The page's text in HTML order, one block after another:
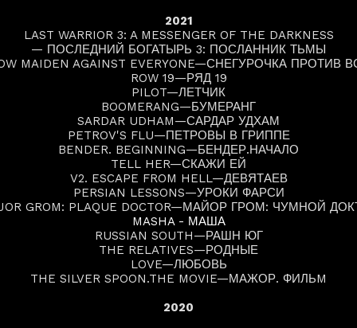
2021
LAST WARRIOR 3: A MESSENGER OF THE DARKNESS
— ПОСЛЕДНИЙ БОГАТЫРЬ 3: ПОСЛАННИК ТЬМЫ
MAIDEN AGAINST EVERYONE—СНЕГУРОЧКА ПРОТИВ
ROW 19—РЯД 19
PILOT—ЛЕТЧИК
BOOMERANG—БУМЕРАНГ
SARDAR UDHAM—САРДАР УДХАМ
PETROV'S FLU—ПЕТРОВЫ В ГРИППЕ
BENDER. BEGINNING—БЕНДЕР.НАЧАЛО
TELL HER—СКАЖИ ЕЙ
V2. ESCAPE FROM HELL—ДЕВЯТАЕВ
PERSIAN LESSONS—УРОКИ ФАРСИ
GROM: PLAQUE DOCTOR—МАЙОР ГРОМ: ЧУМНОЙ
MASHA - МАША
RUSSIAN SOUTH—РАШН ЮГ
THE RELATIVES—РОДНЫЕ
LOVE—ЛЮБОВЬ
THE SILVER SPOON.THE MOVIE—МАЖОР. ФИЛЬM
2020